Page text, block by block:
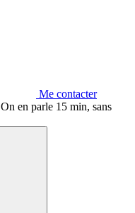
Me contacter
On en parle 15 min, sans